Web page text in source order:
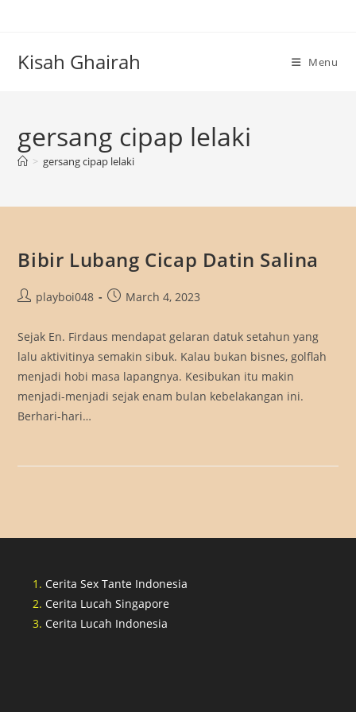
Kisah Ghairah Menu
gersang cipap lelaki
> gersang cipap lelaki
Bibir Lubang Cicap Datin Salina
Postplayboi048
PostMarch 4, 2023
Sejak En. Firdaus mendapat gelaran datuk setahun yang
lalu aktivitinya semakin sibuk. Kalau bukan bisnes, golflah
menjadi hobi masa lapangnya. Kesibukan itu makin
menjadi-menjadi sejak enam bulan kebelakangan ini.
Berhari-hari…
Cerita Sex Tante Indonesia
Cerita Lucah Singapore
Cerita Lucah Indonesia